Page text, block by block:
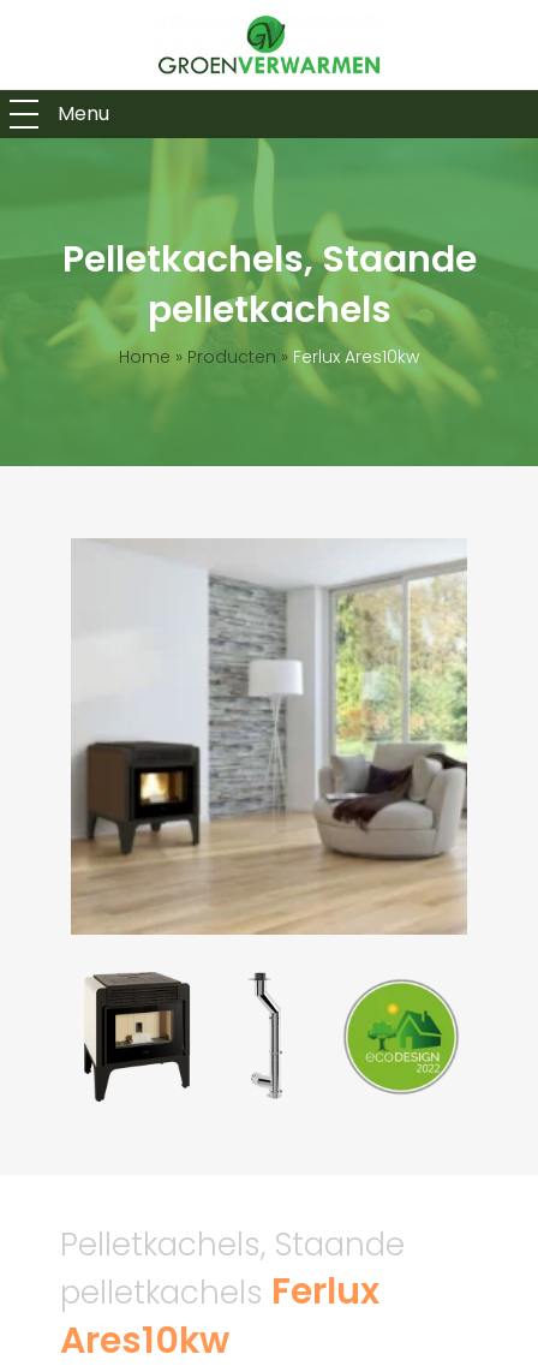
Menu
Pelletkachels, Staande
pelletkachels
Home » Producten » Ferlux Ares10kw
Pelletkachels, Staande
pelletkachels Ferlux
Ares10kw